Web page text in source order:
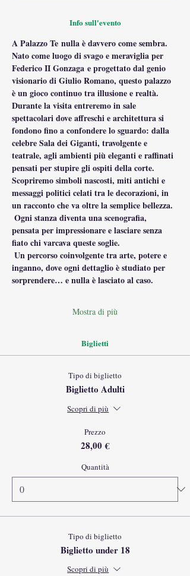
Info sull'evento
A Palazzo Te nulla è davvero come sembra.
Nato come luogo di svago e meraviglia per
Federico II Gonzaga e progettato dal genio
visionario di Giulio Romano, questo palazzo
è un gioco continuo tra illusione e realtà.
Durante la visita entreremo in sale
spettacolari dove affreschi e architettura si
fondono fino a confondere lo sguardo: dalla
celebre Sala dei Giganti, travolgente e
teatrale, agli ambienti più eleganti e raffinati
pensati per stupire gli ospiti della corte.
Scopriremo simboli nascosti, miti antichi e
messaggi politici celati tra le decorazioni, in
un racconto che va oltre la semplice bellezza.
pensata per impressionare e lasciare senza
fiato chi varcava queste soglie.
inganno, dove ogni dettaglio è studiato per
sorprendere… e nulla è lasciato al caso.
Mostra di più
Biglietti
Tipo di biglietto
Biglietto Adulti
Scopri di più
Prezzo
28,00 €
Quantità
Tipo di biglietto
Biglietto under 18
Scopri di più